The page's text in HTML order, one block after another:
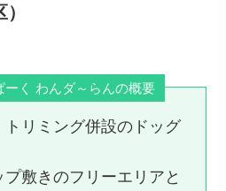
ーく わんダ～らんの概要
リミング併設のドッグ
敷きのフリーエリアと